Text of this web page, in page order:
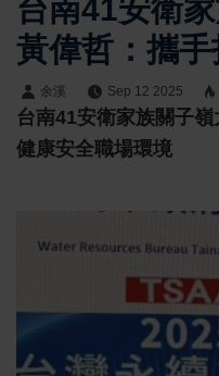
台南41安衛
黃偉哲：攜
職場環境
余溪 Sep 12 2025
台南41安衛家族關子
健康安全職場環境